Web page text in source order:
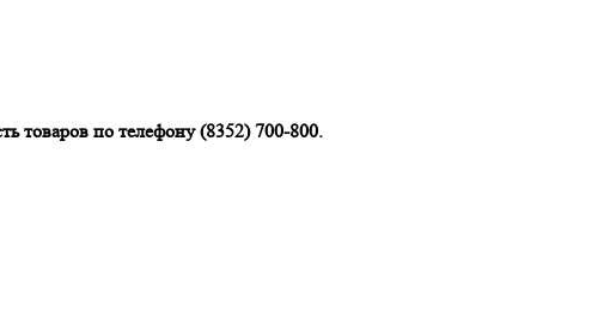
товаров по телефону (8352) 700-800.